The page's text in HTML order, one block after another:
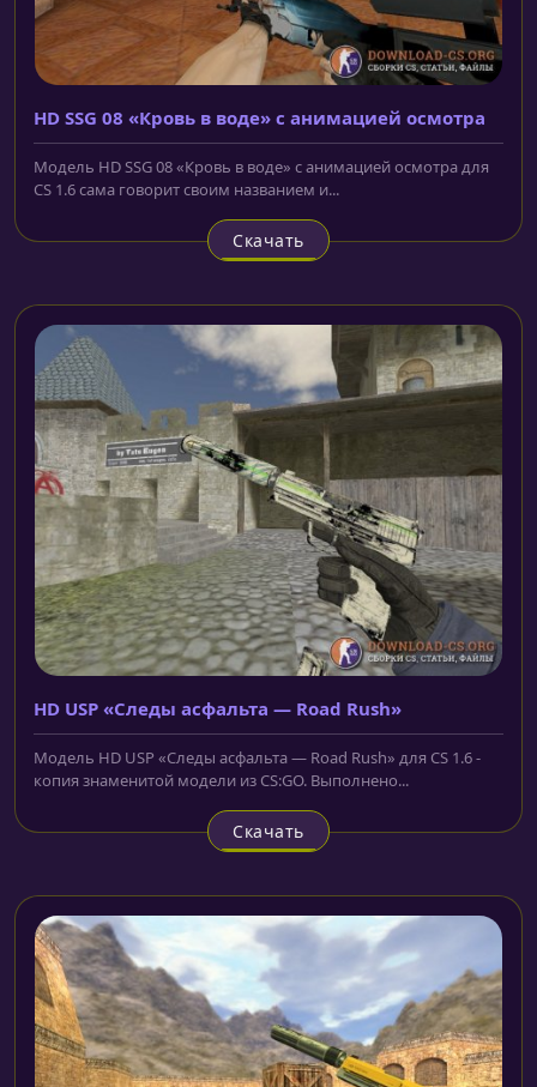
HD SSG 08 «Кровь в воде» с анимацией осмотра
Модель HD SSG 08 «Кровь в воде» с анимацией осмотра для
CS 1.6 сама говорит своим названием и...
Скачать
HD USP «Следы асфальта — Road Rush»
Модель HD USP «Следы асфальта — Road Rush» для CS 1.6 -
копия знаменитой модели из CS:GO. Выполнено...
Скачать